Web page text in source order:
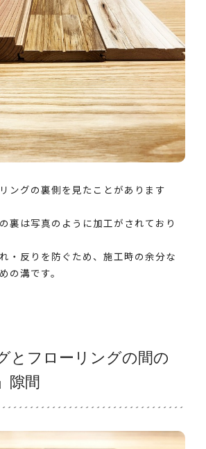
ングの裏側を見たことがあります
裏は写真のように加工がされており
・反りを防ぐため、施工時の余分な
の溝です。
とフローリングの間の
隙間